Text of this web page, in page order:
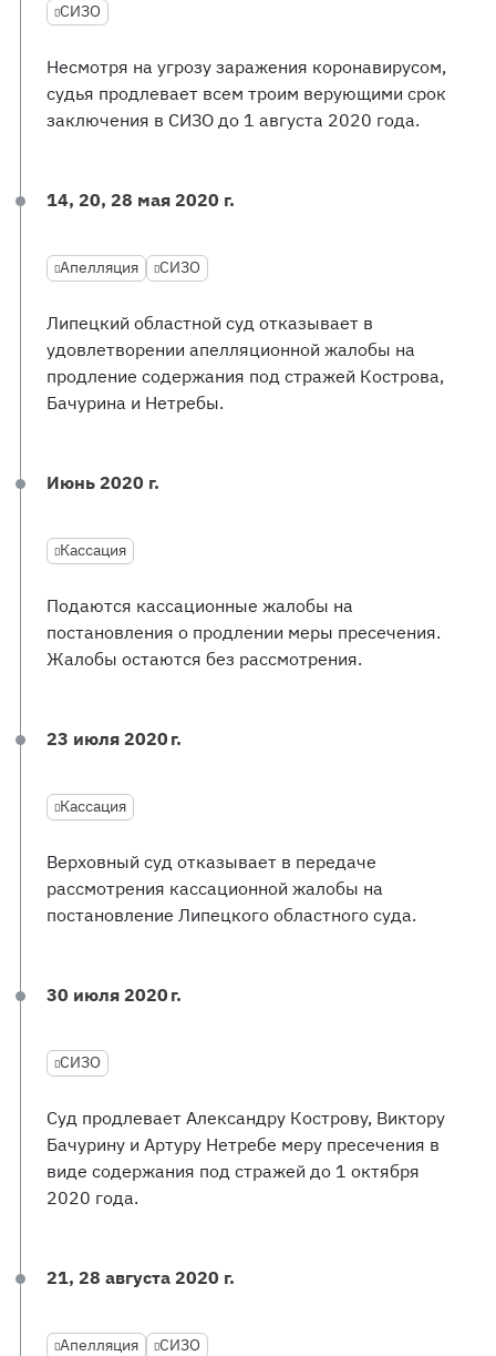
СИЗО
Несмотря на угрозу заражения коронавирусом,
судья продлевает всем троим верующими срок
заключения в СИЗО до 1 августа 2020 года.
14, 20, 28 мая 2020 г.
Апелляция СИЗО
Липецкий областной суд отказывает в
удовлетворении апелляционной жалобы на
продление содержания под стражей Кострова,
Бачурина и Нетребы.
Июнь 2020 г.
Кассация
Подаются кассационные жалобы на
постановления о продлении меры пресечения.
Жалобы остаются без рассмотрения.
23 июля 2020 г.
Кассация
Верховный суд отказывает в передаче
рассмотрения кассационной жалобы на
постановление Липецкого областного суда.
30 июля 2020 г.
СИЗО
Суд продлевает Александру Кострову, Виктору
Бачурину и Артуру Нетребе меру пресечения в
виде содержания под стражей до 1 октября
2020 года.
21, 28 августа 2020 г.
Апелляция СИЗО